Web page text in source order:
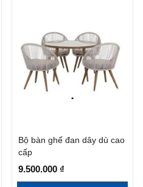
Bộ bàn ghế đan dây dù cao
cấp
9.500.000 ₫